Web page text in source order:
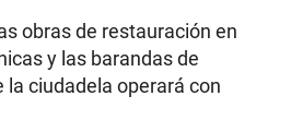
obras de restauración en
y las barandas de
la ciudadela operará con